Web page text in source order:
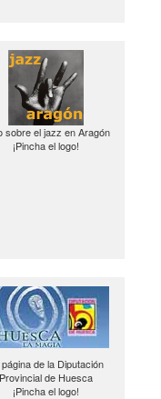
sobre el jazz en Aragón
¡Pincha el logo!
de la Diputación
Provincial de Huesca
¡Pincha el logo!